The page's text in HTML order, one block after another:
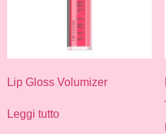
Lip Gloss Volumizer
Leggi tutto